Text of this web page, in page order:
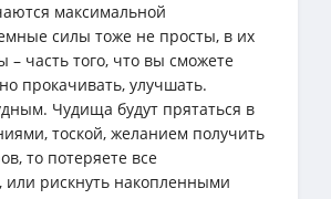
максимальной
силы тоже не просты, в их
часть того, что вы сможете
прокачивать, улучшать.
Чудища будут прятаться в
тоской, желанием получить
то потеряете все
или рискнуть накопленными